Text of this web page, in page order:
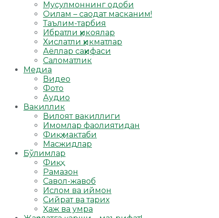
Мусулмоннинг одоби
Оилам – саодат масканим!
Таълим-тарбия
Ибратли ҳикоялар
Хислатли ҳикматлар
Аёллар саҳифаси
Саломатлик
Медиа
Видео
Фото
Аудио
Вакиллик
Вилоят вакиллиги
Имомлар фаолиятидан
Фиқҳ мактаби
Масжидлар
Бўлимлар
Фиқҳ
Рамазон
Савол-жавоб
Ислом ва иймон
Сийрат ва тарих
Ҳаж ва умра